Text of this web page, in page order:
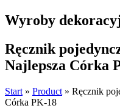
Wyroby
Ręcznik
Najlepsza Córka
Start » Product » Ręcznik
Córka PK-18